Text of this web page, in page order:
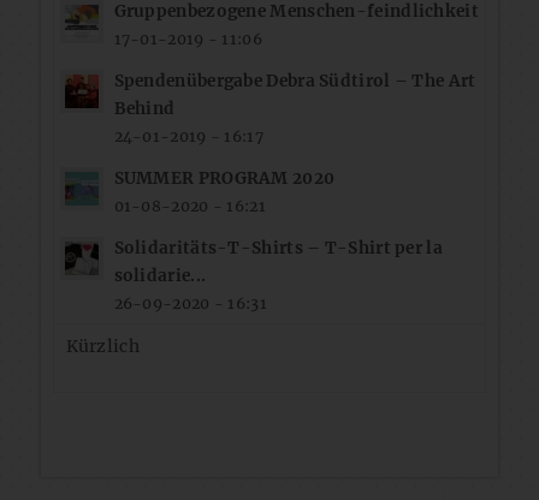
Gruppenbezogene Menschen-feindlichkeit
17-01-2019 - 11:06
Spendenübergabe Debra Südtirol – The Art
Behind
24-01-2019 - 16:17
SUMMER PROGRAM 2020
01-08-2020 - 16:21
Solidaritäts-T-Shirts – T-Shirt per la
solidarie...
26-09-2020 - 16:31
Kürzlich